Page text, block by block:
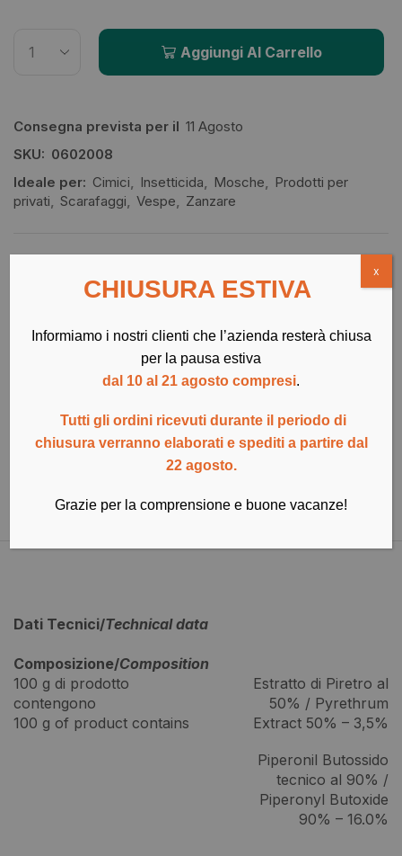
Aggiungi Al Carrello
Consegna prevista per il 11 Agosto
SKU: 0602008
Ideale per: Cimici Insetticida Mosche
Prodotti per
privati
Scarafaggi Vespe Zanzare
Pagamenti sicuri e garantiti
Dati Tecnici/Technical data
Composizione/Composition
100 g di prodotto
contengono
100 g of product contains
Estratto di Piretro al
50% / Pyrethrum
Extract 50% – 3,5%
Piperonil Butossido
tecnico al 90% /
Piperonyl Butoxide
90% – 16.0%
CHIUSURA ESTIVA
Informiamo i nostri clienti che l’azienda resterà chiusa
per la pausa estiva
dal 10 al 21 agosto compresi.
Tutti gli ordini ricevuti durante il periodo di
chiusura verranno elaborati e spediti a partire dal
22 agosto.
Grazie per la comprensione e buone vacanze!
x